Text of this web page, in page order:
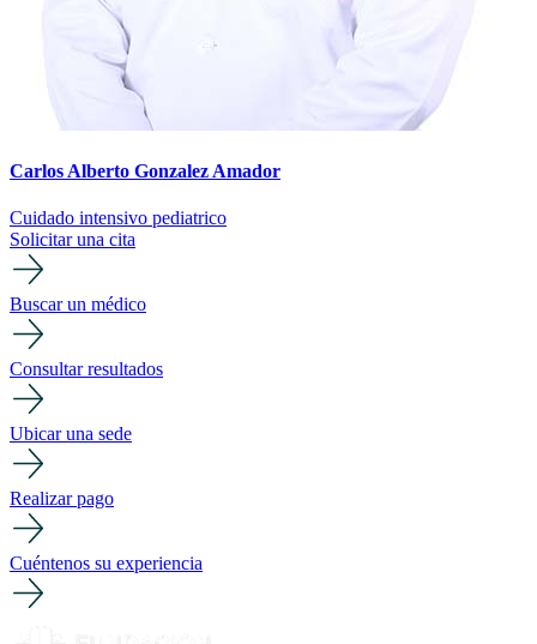
Carlos Alberto Gonzalez Amador
Cuidado intensivo pediatrico
Solicitar una cita
Buscar un médico
Consultar resultados
Ubicar una sede
Realizar pago
Cuéntenos su experiencia